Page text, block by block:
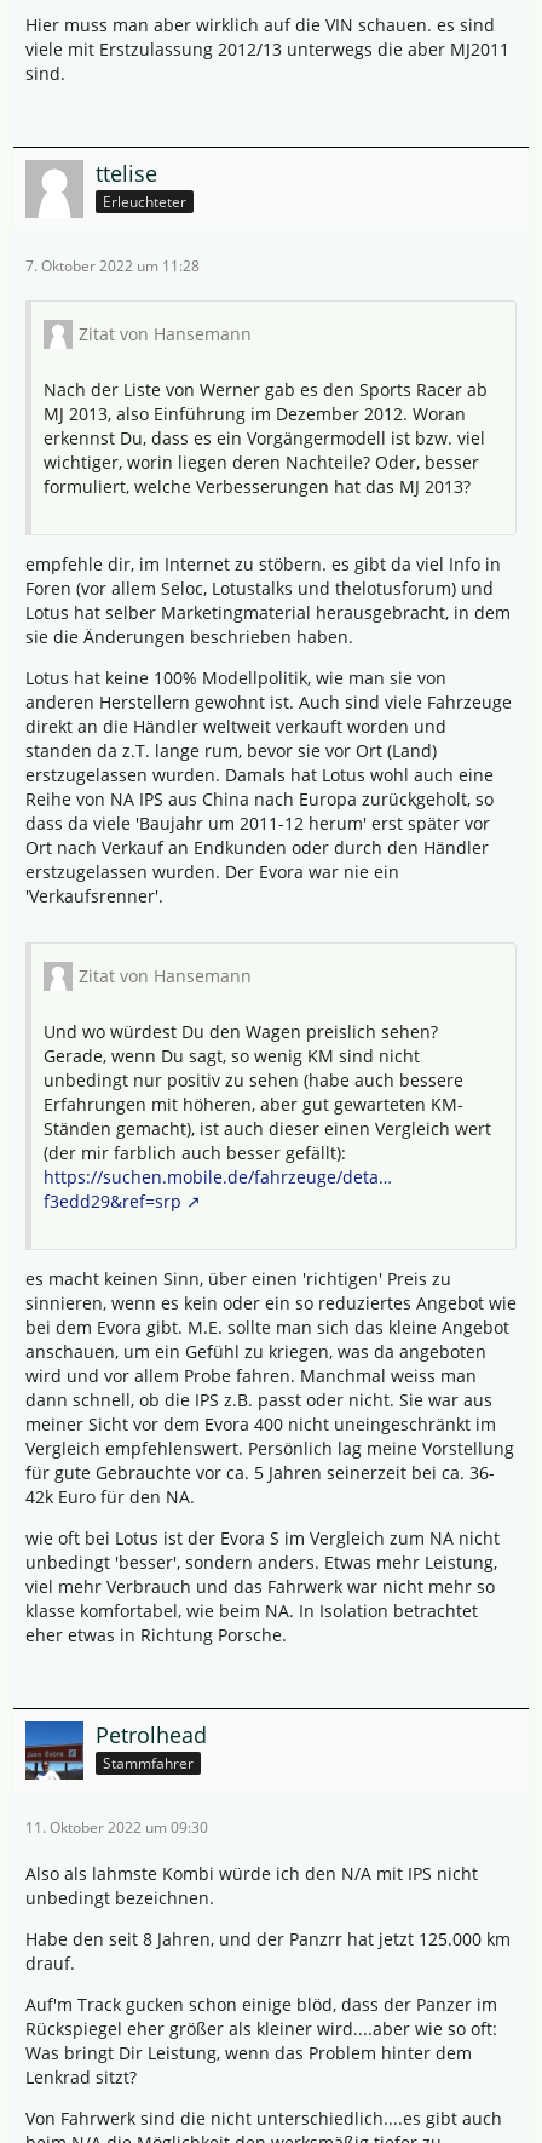
Hier muss man aber wirklich auf die VIN schauen. es sind
viele mit Erstzulassung 2012/13 unterwegs die aber MJ2011
sind.
ttelise
Erleuchteter
7. Oktober 2022 um 11:28
Zitat von Hansemann
Nach der Liste von Werner gab es den Sports Racer ab
MJ 2013, also Einführung im Dezember 2012. Woran
erkennst Du, dass es ein Vorgängermodell ist bzw. viel
wichtiger, worin liegen deren Nachteile? Oder, besser
formuliert, welche Verbesserungen hat das MJ 2013?
empfehle dir, im Internet zu stöbern. es gibt da viel Info in
Foren (vor allem Seloc, Lotustalks und thelotusforum) und
Lotus hat selber Marketingmaterial herausgebracht, in dem
sie die Änderungen beschrieben haben.
Lotus hat keine 100% Modellpolitik, wie man sie von
anderen Herstellern gewohnt ist. Auch sind viele Fahrzeuge
direkt an die Händler weltweit verkauft worden und
standen da z.T. lange rum, bevor sie vor Ort (Land)
erstzugelassen wurden. Damals hat Lotus wohl auch eine
Reihe von NA IPS aus China nach Europa zurückgeholt, so
dass da viele 'Baujahr um 2011-12 herum' erst später vor
Ort nach Verkauf an Endkunden oder durch den Händler
erstzugelassen wurden. Der Evora war nie ein
'Verkaufsrenner'.
Zitat von Hansemann
Und wo würdest Du den Wagen preislich sehen?
Gerade, wenn Du sagt, so wenig KM sind nicht
unbedingt nur positiv zu sehen (habe auch bessere
Erfahrungen mit höheren, aber gut gewarteten KM-
Ständen gemacht), ist auch dieser einen Vergleich wert
(der mir farblich auch besser gefällt):
https://suchen.mobile.de/fahrzeuge/deta…
f3edd29&ref=srp
es macht keinen Sinn, über einen 'richtigen' Preis zu
sinnieren, wenn es kein oder ein so reduziertes Angebot wie
bei dem Evora gibt. M.E. sollte man sich das kleine Angebot
anschauen, um ein Gefühl zu kriegen, was da angeboten
wird und vor allem Probe fahren. Manchmal weiss man
dann schnell, ob die IPS z.B. passt oder nicht. Sie war aus
meiner Sicht vor dem Evora 400 nicht uneingeschränkt im
Vergleich empfehlenswert. Persönlich lag meine Vorstellung
für gute Gebrauchte vor ca. 5 Jahren seinerzeit bei ca. 36-
42k Euro für den NA.
wie oft bei Lotus ist der Evora S im Vergleich zum NA nicht
unbedingt 'besser', sondern anders. Etwas mehr Leistung,
viel mehr Verbrauch und das Fahrwerk war nicht mehr so
klasse komfortabel, wie beim NA. In Isolation betrachtet
eher etwas in Richtung Porsche.
Petrolhead
Stammfahrer
11. Oktober 2022 um 09:30
Also als lahmste Kombi würde ich den N/A mit IPS nicht
unbedingt bezeichnen.
Habe den seit 8 Jahren, und der Panzrr hat jetzt 125.000 km
drauf.
Auf'm Track gucken schon einige blöd, dass der Panzer im
Rückspiegel eher größer als kleiner wird....aber wie so oft:
Was bringt Dir Leistung, wenn das Problem hinter dem
Lenkrad sitzt?
Von Fahrwerk sind die nicht unterschiedlich....es gibt auch